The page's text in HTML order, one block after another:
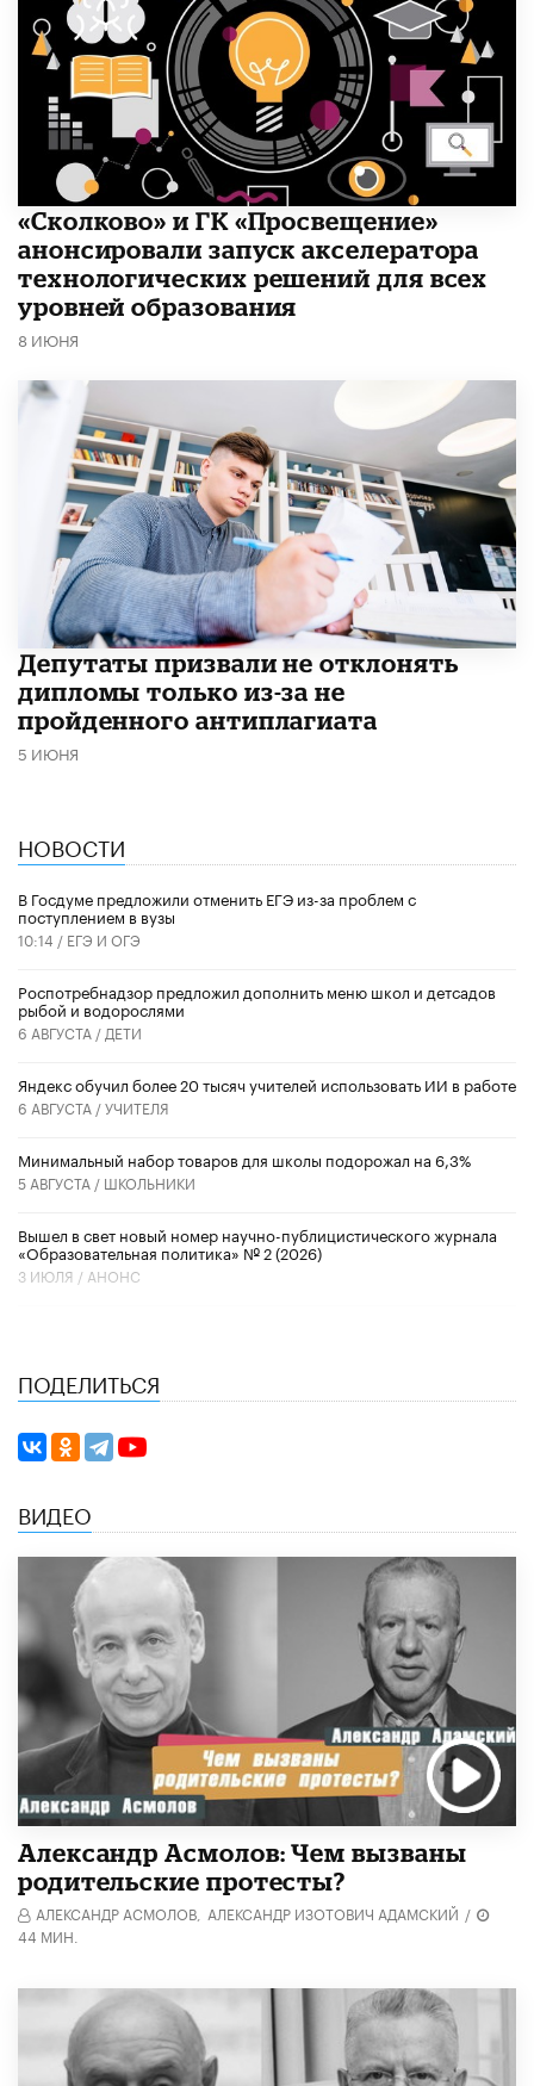
«Сколково» и ГК «Просвещение»
анонсировали запуск акселератора
технологических решений для всех
уровней образования
8 ИЮНЯ
Депутаты призвали не отклонять
дипломы только из-за не
пройденного антиплагиата
5 ИЮНЯ
НОВОСТИ
В Госдуме предложили отменить ЕГЭ из-за проблем с
поступлением в вузы
10:14 / ЕГЭ И ОГЭ
Роспотребнадзор предложил дополнить меню школ и детсадов
рыбой и водорослями
6 АВГУСТА / ДЕТИ
​Яндекс обучил более 20 тысяч учителей использовать ИИ в работе
6 АВГУСТА /УЧИТЕЛЯ
Минимальный набор товаров для школы подорожал на 6,3%
5 АВГУСТА / ШКОЛЬНИКИ
Вышел в свет новый номер научно-публицистического журнала
«Образовательная политика» № 2 (2026)
3 ИЮЛЯ / АНОНС
ПОДЕЛИТЬСЯ
ВИДЕО
Александр Асмолов: Чем вызваны
родительские протесты?
АЛЕКСАНДР АСМОЛОВ, АЛЕКСАНДР ИЗОТОВИЧ АДАМСКИЙ /
44 МИН.